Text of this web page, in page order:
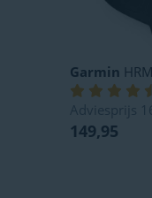
Garmin
Adviesprijs
149,95